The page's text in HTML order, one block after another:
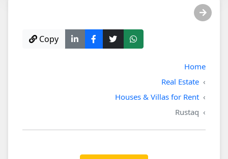
Copy
Home
Real Estate
Houses & Villas for Rent
Rustaq